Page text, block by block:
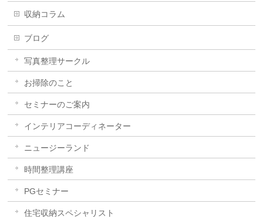
収納コラム
ブログ
写真整理サークル
お掃除のこと
セミナーのご案内
インテリアコーディネーター
ニュージーランド
時間整理講座
PGセミナー
住宅収納スペシャリスト